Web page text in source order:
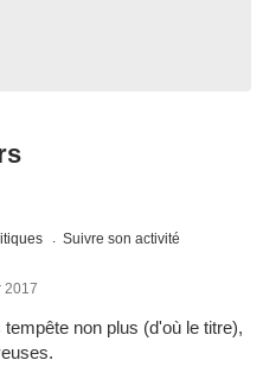
Suivre son activité
2017
non plus (d'où le titre),